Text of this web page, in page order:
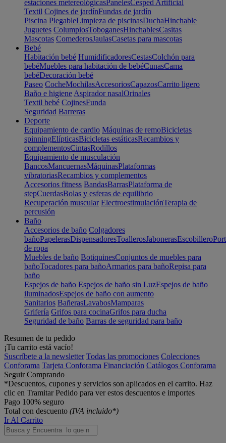
estaciones metereológicasPanelesCesped Artificial
Textil Cojines de jardínFundas de jardín
Piscina PlegableLimpieza de piscinasDuchaHinchable
Juguetes ColumpiosToboganesHinchablesCasitas
Mascotas ComederosJaulasCasetas para mascotas
Bebé
Habitación bebé HumidificadoresCestasColchón para
bebéMuebles para habitación de bebéCunasCama
bebéDecoración bebé
Paseo CocheMochilasAccesoriosCapazosCarrito ligero
Baño e higiene Aspirador nasalOrinales
Textil bebé CojinesFunda
Seguridad Barreras
Deporte
Equipamiento de cardio Máquinas de remoBicicletas
spinningElípticasBicicletas estáticasRecambios y
complementosCintasRodillos
Equipamiento de musculación
BancosMancuernasMáquinasPlataformas
vibratoriasRecambios y complementos
Accesorios fitness BandasBarrasPlataforma de
stepCuerdasBolas y esferas de equilibrio
Recuperación muscular ElectroestimulaciónTerapia de
percusión
Baño
Accesorios de baño Colgadores
bañoPapelerasDispensadoresToallerosJabonerasEscobillero
de ropa
Muebles de baño BotiquinesConjuntos de muebles para
bañoTocadores para bañoArmarios para bañoRepisa para
baño
Espejos de baño Espejos de baño sin LuzEspejos de baño
iluminadosEspejos de baño con aumento
Sanitarios BañerasLavabosMamparas
Grifería Grifos para cocinaGrifos para ducha
Seguridad de baño Barras de seguridad para baño
Resumen de tu pedido
¡Tu carrito está vacío!
Suscríbete a la newsletter Todas las promociones Colecciones
Conforama Tarjeta Conforama Financiación Catálogos Conforama
Seguir Comprando
*Descuentos, cupones y servicios son aplicados en el carrito. Haz
clic en Tramitar Pedido para ver estos descuentos e importes
Pago 100% seguro
Total con descuento (IVA incluido*)
Ir Al Carrito